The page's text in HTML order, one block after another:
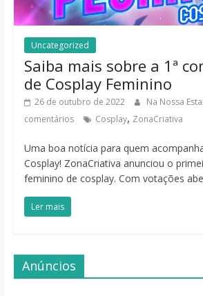
Uncategorized
Saiba mais sobre a 1ª
de Cosplay Feminino
26 de outubro de 2022 Na Nossa
comentários
Cosplay, ZonaCriativa
Uma boa notícia para quem
Cosplay! ZonaCriativa anunciou o
feminino de cosplay. Com votações
Ler mais
Anúncios